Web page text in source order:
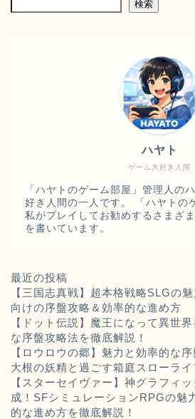
検索
ゲーム大好き人間
ハヤト
「ハヤトのゲーム部屋」管理人の
好き人間の一人です。 「ハヤトの
私がプレイしてお勧めするさまざ
を書いています。
最近の投稿
【三国志真戦】超本格戦略SLGの
向けの序盤攻略＆効率的な進め方
【ドット伝説】魔王になって異世
な序盤攻略法を徹底解説！
【ロウロウの郷】魅力と効率的な
大根の妖精と過ごす箱庭スローライ
【スターセイヴァー】神グラフィ
成！SFシミュレーションRPGの魅
的な進め方を徹底解説！